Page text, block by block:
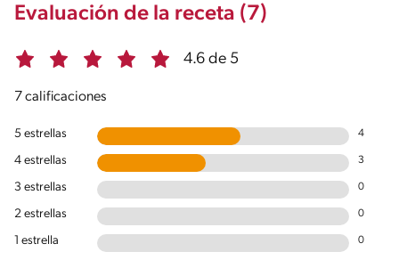
Evaluación de la receta (7)
4.6 de 5
7 calificaciones
5 estrellas 4
4 estrellas 3
3 estrellas 0
2 estrellas 0
1 estrella 0